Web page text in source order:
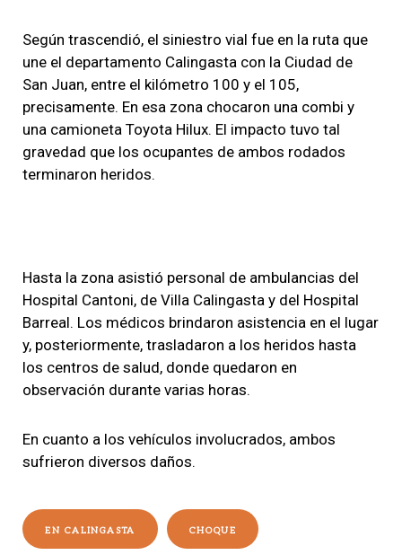
Según trascendió, el siniestro vial fue en la ruta que
une el departamento Calingasta con la Ciudad de
San Juan, entre el kilómetro 100 y el 105,
precisamente. En esa zona chocaron una combi y
una camioneta Toyota Hilux. El impacto tuvo tal
gravedad que los ocupantes de ambos rodados
terminaron heridos.
Hasta la zona asistió personal de ambulancias del
Hospital Cantoni, de Villa Calingasta y del Hospital
Barreal. Los médicos brindaron asistencia en el lugar
y, posteriormente, trasladaron a los heridos hasta
los centros de salud, donde quedaron en
observación durante varias horas.
En cuanto a los vehículos involucrados, ambos
sufrieron diversos daños.
EN CALINGASTA CHOQUE